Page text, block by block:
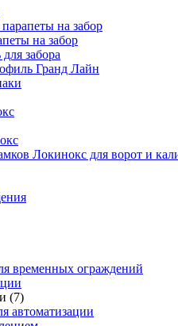
на забор
на забор
забора
Гранд Лайн
Локинокс для ворот и
временных ограждений
(7)
автоматизации